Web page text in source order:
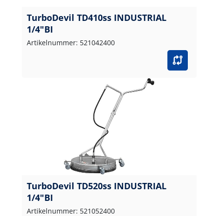
TurboDevil TD410ss INDUSTRIAL
1/4"BI
Artikelnummer: 521042400
TurboDevil TD520ss INDUSTRIAL
1/4"BI
Artikelnummer: 521052400